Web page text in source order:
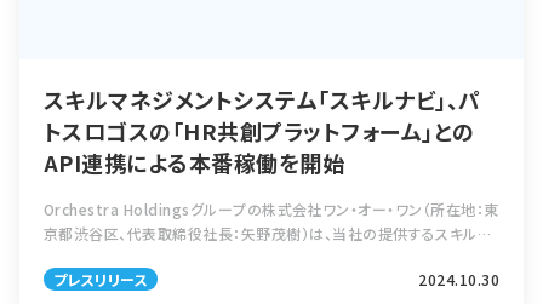
スキルマネジメントシステム「スキルナビ」、パ
トスロゴスの「HR共創プラットフォーム」との
API連携による本番稼働を開始
Orchestra Holdingsグループの株式会社ワン・オー・ワン（所在地：東
京都渋谷区、代表取締役社長：矢野茂樹）は、当社の提供するスキルマ
都品川 […]
プレスリリース 2024.10.30